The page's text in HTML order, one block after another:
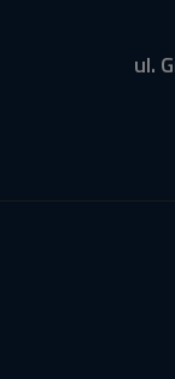
ul.